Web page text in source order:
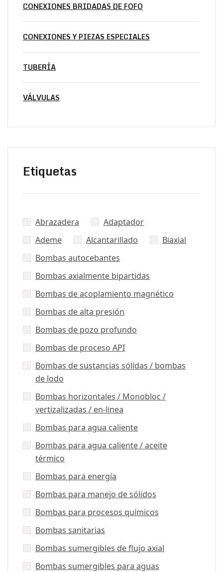
CONEXIONES BRIDADAS DE FOFO
CONEXIONES Y PIEZAS ESPECIALES
TUBERÍA
VÁLVULAS
Etiquetas
Abrazadera
Adaptador
Ademe
Alcantarillado
Biaxial
Bombas autocebantes
Bombas axialmente bipartidas
Bombas de acoplamiento magnético
Bombas de alta presión
Bombas de pozo profundo
Bombas de proceso API
Bombas de sustancias sólidas / bombas
de lodo
Bombas horizontales / Monobloc /
vertizalizadas / en-linea
Bombas para agua caliente
Bombas para agua caliente / aceite
térmico
Bombas para energía
Bombas para manejo de sólidos
Bombas para procesos químicos
Bombas sanitarias
Bombas sumergibles de flujo axial
Bombas sumergibles para aguas